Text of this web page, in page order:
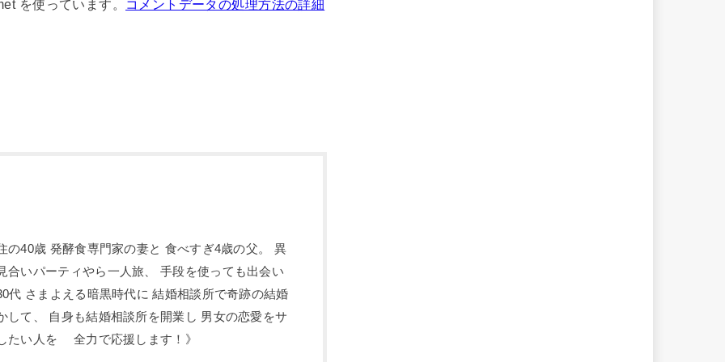
を使っています。 コメントデータの処理方法の詳細
の40歳 発酵食専門家の妻と 食べすぎ4歳の父。 異
合いパーティやら一人旅、 手段を使っても出会い
代 さまよえる暗黒時代に 結婚相談所で奇跡の結婚
して、 自身も結婚相談所を開業し 男女の恋愛をサ
たい人を 全力で応援します！》